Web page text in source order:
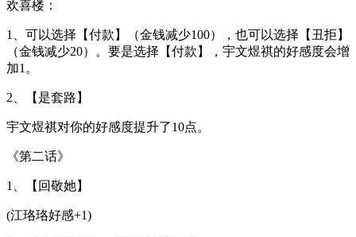
欢喜楼：
1、可以选择【付款】（金钱减少100），也可以选择【丑拒】
（金钱减少20）。要是选择【付款】，宇文煜祺的好感度会增
加1。
2、【是套路】
宇文煜祺对你的好感度提升了10点。
《第二话》
1、【回敬她】
(江珞珞好感+1)